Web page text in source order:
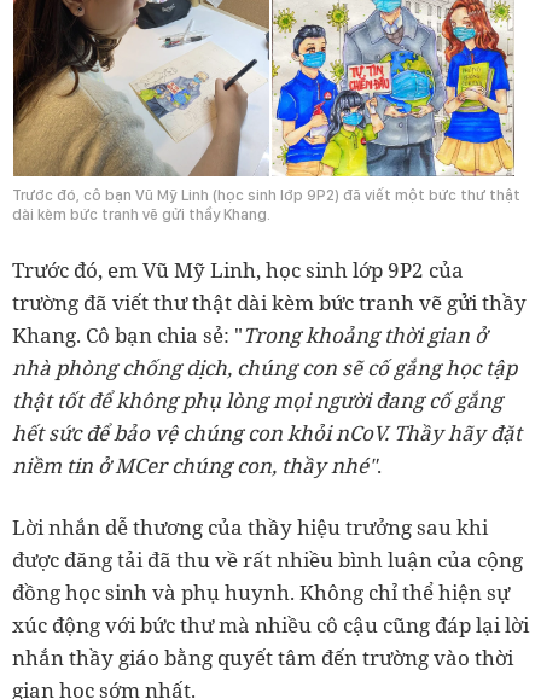
Trước đó, cô bạn Vũ Mỹ Linh (học sinh lớp 9P2) đã viết một bức thư thật
dài kèm bức tranh vẽ gửi thầy Khang.
Trước đó, em Vũ Mỹ Linh, học sinh lớp 9P2 của
trường đã viết thư thật dài kèm bức tranh vẽ gửi thầy
Khang. Cô bạn chia sẻ: "Trong khoảng thời gian ở
nhà phòng chống dịch, chúng con sẽ cố gắng học tập
thật tốt để không phụ lòng mọi người đang cố gắng
hết sức để bảo vệ chúng con khỏi nCoV. Thầy hãy đặt
niềm tin ở MCer chúng con, thầy nhé".
Lời nhắn dễ thương của thầy hiệu trưởng sau khi
được đăng tải đã thu về rất nhiều bình luận của cộng
đồng học sinh và phụ huynh. Không chỉ thể hiện sự
xúc động với bức thư mà nhiều cô cậu cũng đáp lại lời
nhắn thầy giáo bằng quyết tâm đến trường vào thời
gian học sớm nhất.